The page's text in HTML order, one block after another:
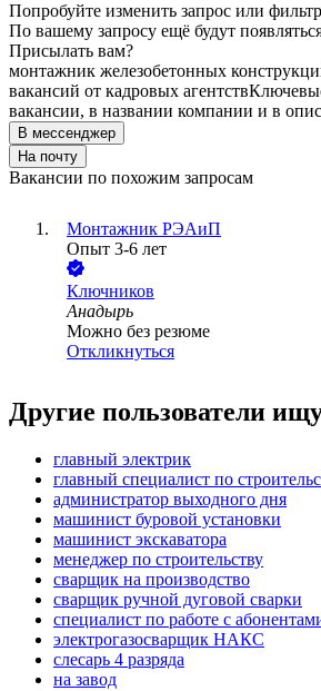
Попробуйте изменить запрос или
По вашему запросу ещё будут
Присылать вам?
монтажник железобетонных
вакансий от кадровых агентств
вакансии, в названии компании и в
В мессенджер
На почту
Вакансии по похожим запросам
Монтажник РЭАиП
Опыт 3-6 лет
Ключников
Анадырь
Можно без резюме
Откликнуться
Другие пользователи
главный электрик
главный специалист по
администратор выходного дня
машинист буровой установки
машинист экскаватора
менеджер по строительству
сварщик на производство
сварщик ручной дуговой сварки
специалист по работе с
электрогазосварщик НАКС
слесарь 4 разряда
на завод